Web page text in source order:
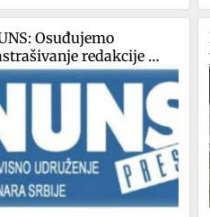
Osuđujemo
redakcije
iz Novog Pazara